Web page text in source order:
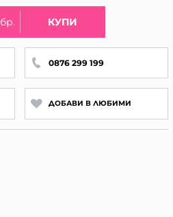
бр. КУПИ
0876 299 199
ДОБАВИ В ЛЮБИМИ